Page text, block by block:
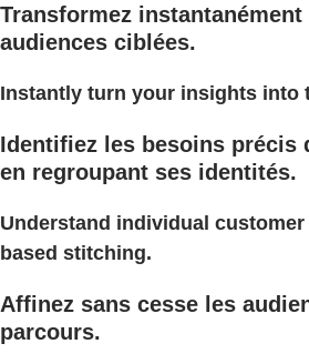
Transformez
audiences ciblées.
Instantly turn your insights into
Identifiez les besoins précis
en regroupant ses identités.
Understand individual
based stitching.
Affinez sans cesse les
parcours.